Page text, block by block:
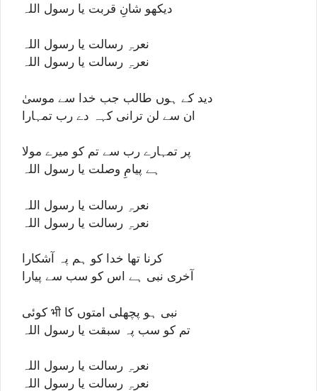
دیکھو شانِ قربت یا رسول اللہ
نعرہِ رسالت یا رسول اللہ
نعرہِ رسالت یا رسول اللہ
دید کے ہوں طالب جب خدا سے موسیٰ
ان سے لن ترانی کہہ دے رب تمہارا
پر تمہارے رب سے تم کو میرے مولا
ہے پیامِ وصلت یا رسول اللہ
نعرہِ رسالت یا رسول اللہ
نعرہِ رسالت یا رسول اللہ
کرنا تھا خدا کو ہم پہ آشکارا
آخری نبی ہے اس کو سب سے پیارا
کوئی भी نبی ہو پچھلی امتوں کا
تم کو سب پہ سبقت یا رسول اللہ
نعرہِ رسالت یا رسول اللہ
نعرہِ رسالت یا رسول اللہ